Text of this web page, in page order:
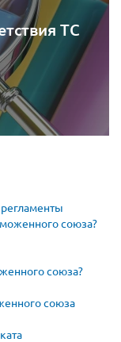
ТС
союза?
союза?
союза